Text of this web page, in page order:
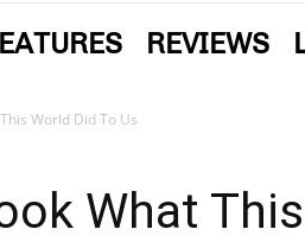
REVIEWS
World Did To Us
What